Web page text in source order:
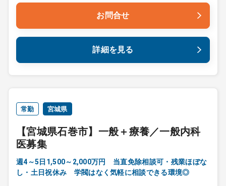
お問合せ
詳細を見る
常勤 宮城県
【宮城県石巻市】一般＋療養／一般内科
医募集
週4～5日1,500～2,000万円 当直免除相談可・残業ほぼな
し・土日祝休み 学閥はなく気軽に相談できる環境◎